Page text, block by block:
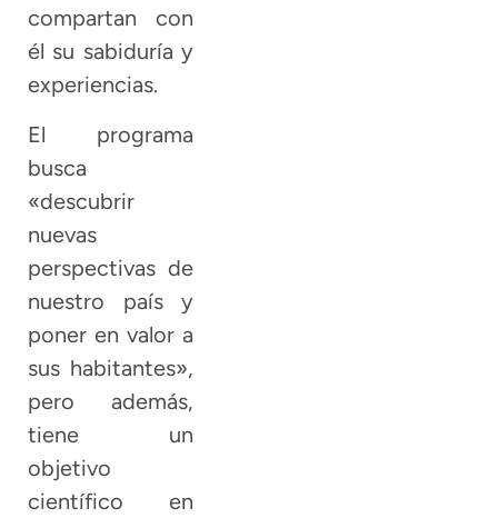
compartan con
él su sabiduría y
experiencias.
El programa
busca
«descubrir
nuevas
perspectivas de
nuestro país y
poner en valor a
sus habitantes»,
pero además,
tiene un
objetivo
científico en